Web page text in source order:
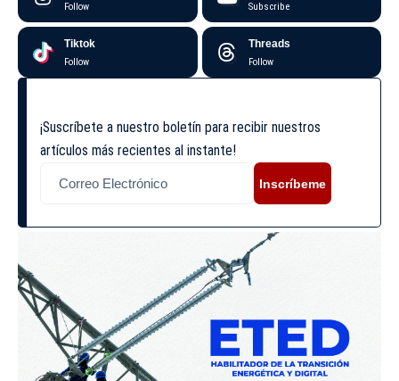
Follow Subscribe
Tiktok
Follow
Threads
Follow
¡Suscríbete a nuestro boletín para recibir nuestros
artículos más recientes al instante!
Inscríbeme